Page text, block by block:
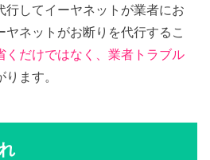
行してイーヤネットが業者にお
ヤネットがお断りを代行するこ
くだけではなく、業者トラブル
ます。